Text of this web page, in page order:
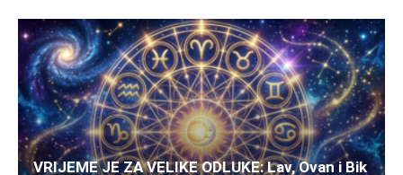
VRIJEME JE ZA VELIKE ODLUKE: Lav, Ovan i Bik